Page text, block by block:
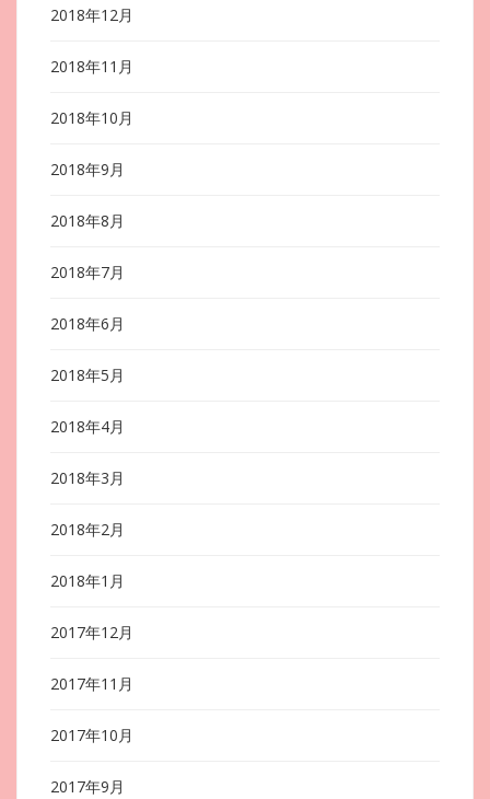
2018年12月
2018年11月
2018年10月
2018年9月
2018年8月
2018年7月
2018年6月
2018年5月
2018年4月
2018年3月
2018年2月
2018年1月
2017年12月
2017年11月
2017年10月
2017年9月